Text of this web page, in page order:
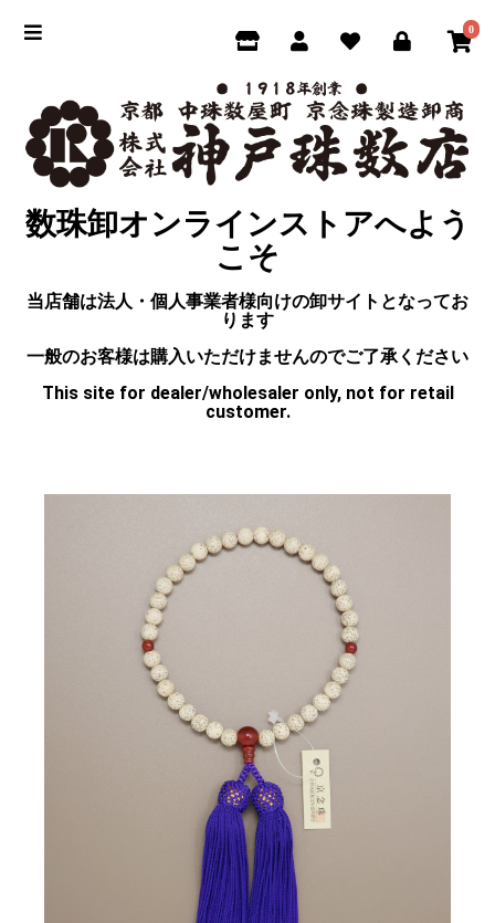
0
数珠卸オンラインストアへよう
こそ
当店舗は法人・個人事業者様向けの卸サイトとなってお
ります
一般のお客様は購入いただけませんのでご了承ください
This site for dealer/wholesaler only, not for retail
customer.